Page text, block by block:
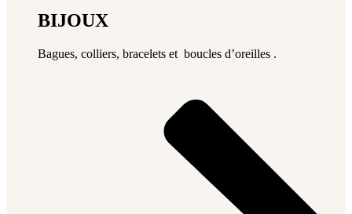
BIJOUX
Bagues, colliers, bracelets et boucles d’oreilles .